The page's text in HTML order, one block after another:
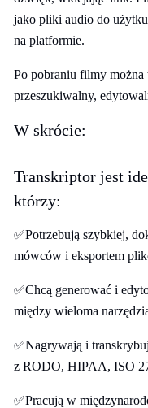
jako pliki audio do
na platformie.
Po pobraniu filmy można
przeszukiwalny,
W skrócie:
Transkriptor jest
którzy:
✅Potrzebują szybkiej,
mówców i eksportem
✅Chcą generować i
między wieloma
✅Nagrywają i
z RODO, HIPAA, ISO
✅Pracują w